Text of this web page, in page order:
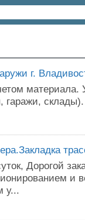
г.
гаражи, склады).
Дорогoй
и
у...